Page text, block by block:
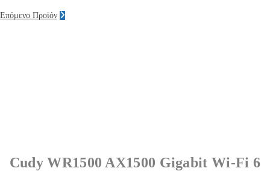
Επόμενο Προϊόν
Cudy WR1500 AX1500 Gigabit Wi-Fi 6